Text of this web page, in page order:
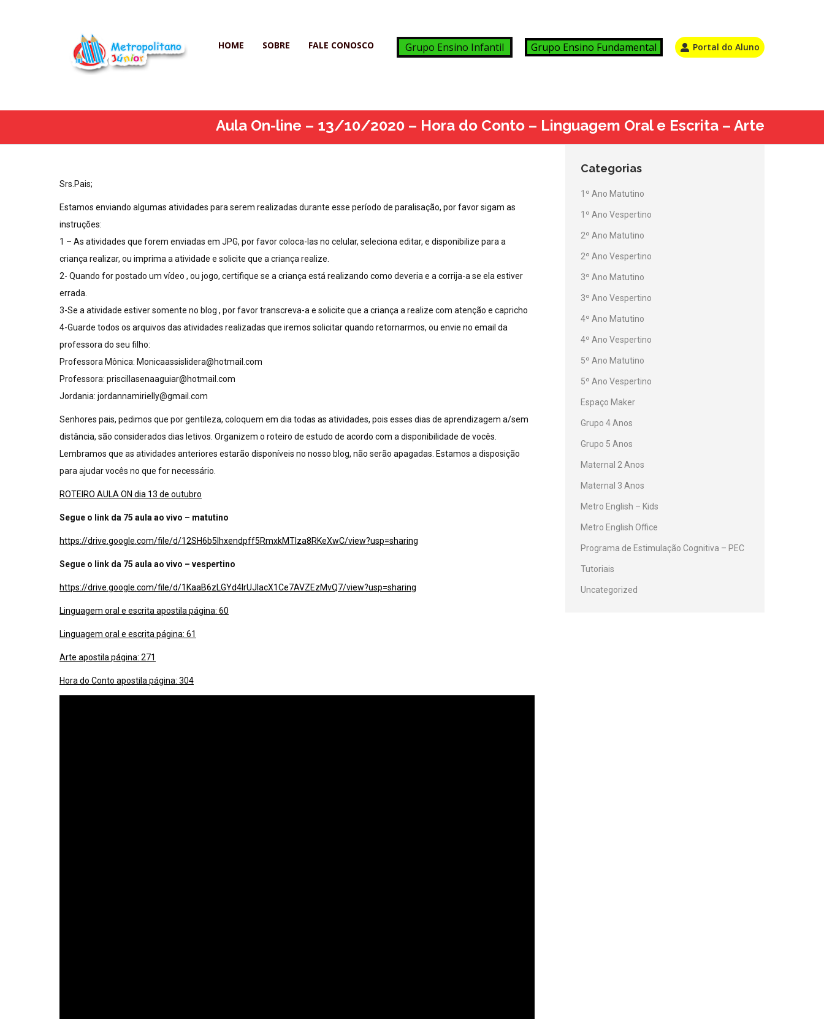
HOME SOBRE FALE CONOSCO Grupo Ensino Infantil Grupo Ensino Fundamental Portal do Aluno
Aula On-line – 13/10/2020 – Hora do Conto – Linguagem Oral e Escrita – Arte
Srs.Pais;
Estamos enviando algumas atividades para serem realizadas durante esse período de paralisação, por favor sigam as
instruções:
1 – As atividades que forem enviadas em JPG, por favor coloca-las no celular, seleciona editar, e disponibilize para a
criança realizar, ou imprima a atividade e solicite que a criança realize.
2- Quando for postado um vídeo , ou jogo, certifique se a criança está realizando como deveria e a corrija-a se ela estiver
errada.
3-Se a atividade estiver somente no blog , por favor transcreva-a e solicite que a criança a realize com atenção e capricho
4-Guarde todos os arquivos das atividades realizadas que iremos solicitar quando retornarmos, ou envie no email da
professora do seu filho:
Professora Mônica: Monicaassislidera@hotmail.com
Professora: priscillasenaaguiar@hotmail.com
Jordania: jordannamirielly@gmail.com
Senhores pais, pedimos que por gentileza, coloquem em dia todas as atividades, pois esses dias de aprendizagem a/sem
distância, são considerados dias letivos. Organizem o roteiro de estudo de acordo com a disponibilidade de vocês.
Lembramos que as atividades anteriores estarão disponíveis no nosso blog, não serão apagadas. Estamos a disposição
para ajudar vocês no que for necessário.
ROTEIRO AULA ON dia 13 de outubro
Segue o link da 75 aula ao vivo – matutino
https://drive.google.com/file/d/12SH6b5Ihxendpff5RmxkMTlza8RKeXwC/view?usp=sharing
Segue o link da 75 aula ao vivo – vespertino
https://drive.google.com/file/d/1KaaB6zLGYd4IrUJIacX1Ce7AVZEzMvQ7/view?usp=sharing
Linguagem oral e escrita apostila página: 60
Linguagem oral e escrita página: 61
Arte apostila página: 271
Hora do Conto apostila página: 304
Categorias
1º Ano Matutino
1º Ano Vespertino
2º Ano Matutino
2º Ano Vespertino
3º Ano Matutino
3º Ano Vespertino
4º Ano Matutino
4º Ano Vespertino
5º Ano Matutino
5º Ano Vespertino
Espaço Maker
Grupo 4 Anos
Grupo 5 Anos
Maternal 2 Anos
Maternal 3 Anos
Metro English – Kids
Metro English Office
Programa de Estimulação Cognitiva – PEC
Tutoriais
Uncategorized